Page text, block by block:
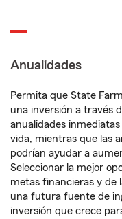
Anualidades
Permita que State
una inversión a través
anualidades
vida, mientras que las
podrían ayudar a
Seleccionar la mejor
metas financieras y de
una futura fuente de
inversión que crece